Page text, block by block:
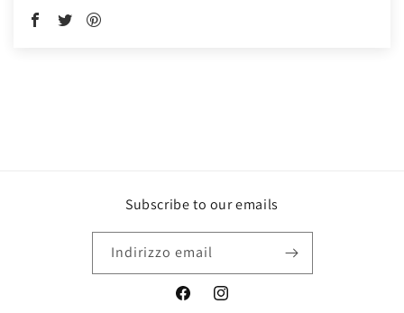
Subscribe to our emails
Indirizzo email
FacebookInstagram